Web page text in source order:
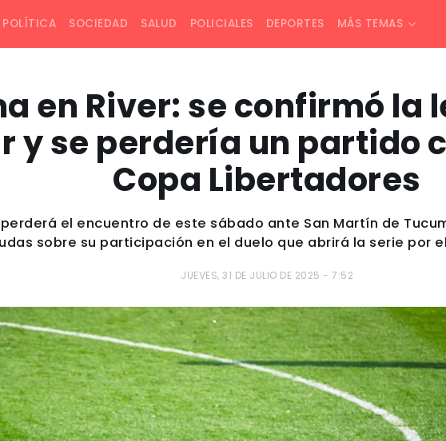
POLÍTICA SOCIEDAD SALUD POLICIALES DEPORTES MÁS TEMAS
en River: se confirmó la
y se perdería un partido
Copa Libertadores
el encuentro de este sábado ante San Martín de
sobre su participación en el duelo que abrirá la serie por
JUEVES, 31 DE JULIO DE 2025 - 7:52